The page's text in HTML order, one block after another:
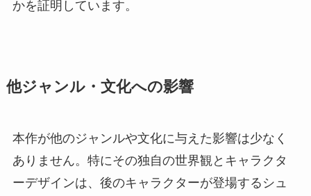
かを証明しています。
他ジャンル・文化への影響
本作が他のジャンルや文化に与えた影響は少なく
ありません。特にその独自の世界観とキャラクタ
ーデザインは、後のキャラクターが登場するシュ